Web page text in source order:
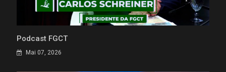
Podcast FGCT
Mai 07, 2026